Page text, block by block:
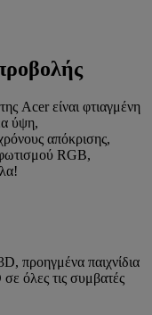
Acer είναι φτιαγμένη
ύψη,
απόκρισης,
RGB,
προηγμένα παιχνίδια
όλες τις συμβατές